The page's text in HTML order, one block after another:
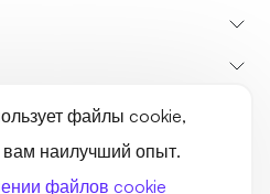
файлы cookie,
вам наилучший опыт.
файлов cookie
легальныйКарта сайта